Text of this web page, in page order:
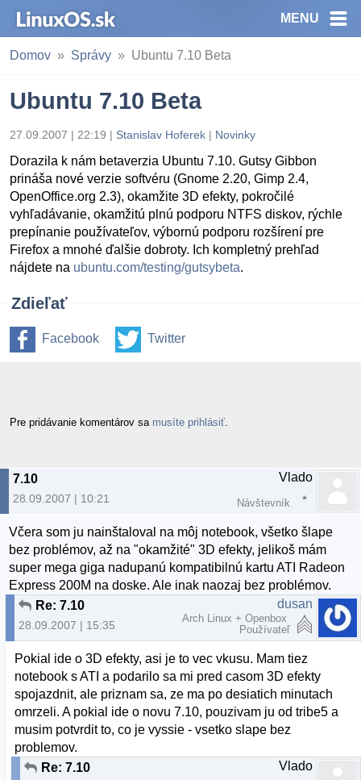
MENU
Domov Správy Ubuntu 7.10 Beta
Ubuntu 7.10 Beta
27.09.2007 | 22:19 | Stanislav Hoferek | Novinky
Dorazila k nám betaverzia Ubuntu 7.10. Gutsy Gibbon
prináša nové verzie softvéru (Gnome 2.20, Gimp 2.4,
OpenOffice.org 2.3), okamžite 3D efekty, pokročilé
vyhľadávanie, okamžitú plnú podporu NTFS diskov, rýchle
prepínanie používateľov, výbornú podporu rozšírení pre
Firefox a mnohé ďalšie dobroty. Ich kompletný prehľad
nájdete na ubuntu.com/testing/gutsybeta.
Zdieľať
Facebook Twitter
Pre pridávanie komentárov sa musíte prihlásiť
7.10
28.09.2007 | 10:21
Vlado
Návštevník
Včera som ju nainštaloval na môj notebook, všetko šlape
bez problémov, až na "okamžité" 3D efekty, jelikoš mám
super mega giga nadupanú kompatibilnú kartu ATI Radeon
Express 200M na doske. Ale inak naozaj bez problémov.
Re: 7.10
28.09.2007 | 15:35
dusan
Arch Linux + Openbox
Používateľ
Pokial ide o 3D efekty, asi je to vec vkusu. Mam tiez
notebook s ATI a podarilo sa mi pred casom 3D efekty
spojazdnit, ale priznam sa, ze ma po desiatich minutach
omrzeli. A pokial ide o novu 7.10, pouzivam ju od tribe5 a
musim potvrdit to, co je vyssie - vsetko slape bez
problemov.
Re: 7.10
Vlado